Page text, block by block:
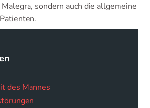
sondern auch die allgemeine
des Mannes